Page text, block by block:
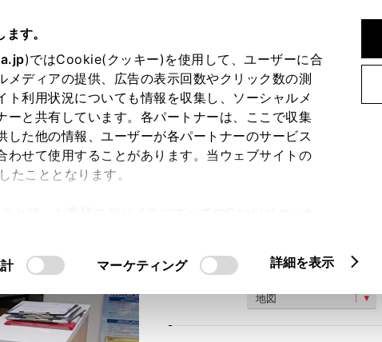
す。
)ではCookie(クッキー)を使用して、ユーザーに合
ディアの提供、広告の表示回数やクリック数の測
利用状況についても情報を収集し、ソーシャルメ
ーと共有しています。各パートナーは、ここで収集
た他の情報、ユーザーが各パートナーのサービス
わせて使用することがあります。当ウェブサイトの
こととなります。
マーケティング 詳細を表示
住所 飯田市上郷飯沼１８５１
地図